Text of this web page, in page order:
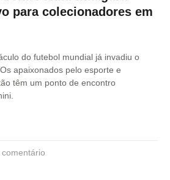
para colecionadores em
do futebol mundial já invadiu o
apaixonados pelo esporte e
têm um ponto de encontro